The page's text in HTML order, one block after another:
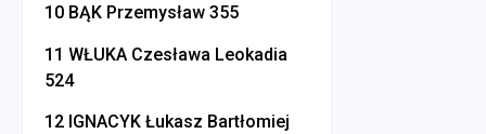
10 BĄK Przemysław 355
11 WŁUKA Czesława Leokadia
524
12 IGNACYK Łukasz Bartłomiej